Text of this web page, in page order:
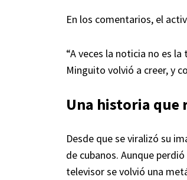
En los comentarios, el
“A veces la noticia no es
Minguito volvió a creer, y
Una historia que
Desde que se viralizó su
de cubanos. Aunque
televisor se volvió una